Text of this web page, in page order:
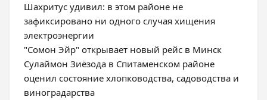
Шахритус удивил: в этом районе не
зафиксировано ни одного случая хищения
электроэнергии
"Сомон Эйр" открывает новый рейс в Минск
Сулаймон Зиёзода в Спитаменском районе
оценил состояние хлопководства, садоводства и
виноградарства